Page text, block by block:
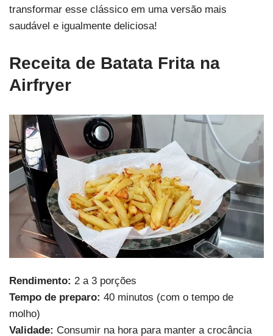
transformar esse clássico em uma versão mais
saudável e igualmente deliciosa!
Receita de Batata Frita na
Airfryer
Rendimento: 2 a 3 porções
Tempo de preparo: 40 minutos (com o tempo de
molho)
Validade: Consumir na hora para manter a crocância